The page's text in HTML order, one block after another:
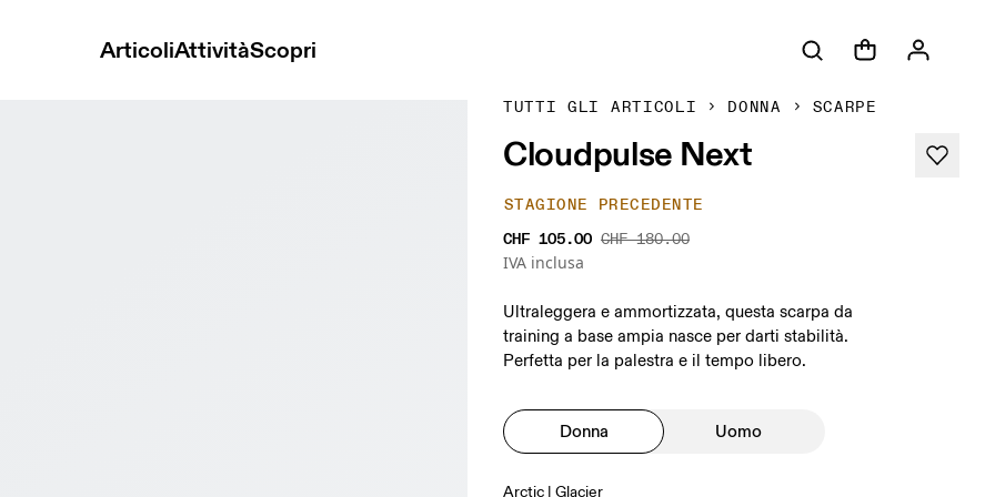
ArticoliAttivitàScopri
TUTTI GLI ARTICOLI DONNA SCARPE
Cloudpulse Next
STAGIONE PRECEDENTE
CHF 105.00 CHF 180.00
IVA inclusa
Ultraleggera e ammortizzata, questa scarpa da
training a base ampia nasce per darti stabilità.
Perfetta per la palestra e il tempo libero.
Donna Uomo
Arctic | Glacier